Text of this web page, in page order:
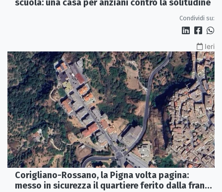
scuola: una casa per anziani contro la solitudine
Condividi su:
Ieri
Corigliano-Rossano, la Pigna volta pagina:
messo in sicurezza il quartiere ferito dalla frana